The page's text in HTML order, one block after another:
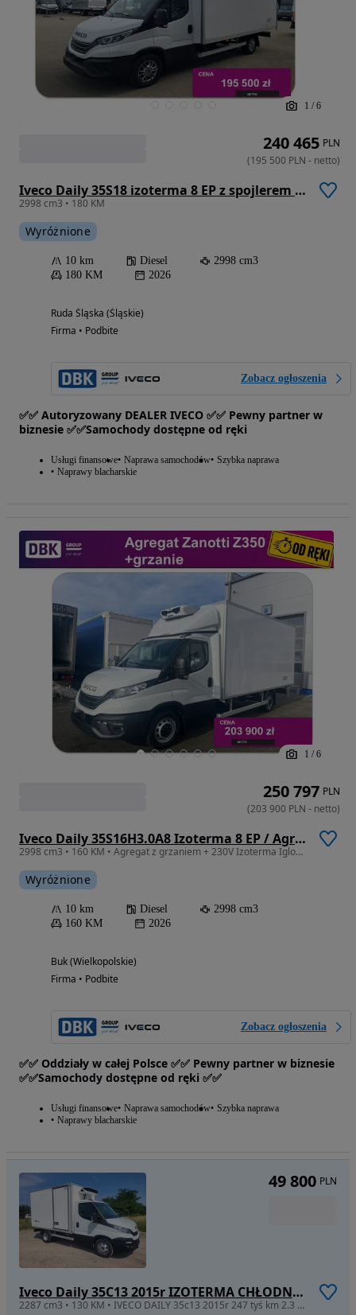
1 / 6
Iveco Daily 35S18 izoterma 8 EP z spojlerem i agregatem
2998 cm3 • 180 KM
Wyróżnione
10 km Diesel
2998 cm3
180 KM
2026
Ruda Śląska (Śląskie)
Firma • Podbite
Zobacz ogłoszenia
✅✅ Autoryzowany DEALER IVECO ✅✅ Pewny partner w
biznesie ✅✅Samochody dostępne od ręki
Usługi finansowe Naprawa samochodów Szybka naprawa
Naprawy blacharskie
240 465 PLN
(195 500 PLN - netto)
1 / 6
Iveco Daily 35S16H3.0A8 Izoterma 8 EP / Agregat z grzaniem + 230V
2998 cm3 • 160 KM • Agregat z grzaniem + 230V Izoterma Igloocar - dostępny od ręki!
Wyróżnione
10 km Diesel
2998 cm3
160 KM
2026
Buk (Wielkopolskie)
Firma • Podbite
Zobacz ogłoszenia
✅✅ Oddziały w całej Polsce ✅✅ Pewny partner w biznesie
✅✅Samochody dostępne od ręki ✅✅
Usługi finansowe Naprawa samochodów Szybka naprawa
Naprawy blacharskie
250 797 PLN
(203 900 PLN - netto)
Iveco Daily 35C13 2015r IZOTERMA CHŁODNIA 230V MROŹNIA AGREGAT Bliźniaki
2287 cm3 • 130 KM • IVECO DAILY 35c13 2015r 247 tyś km 2.3 130KM Izoterma chłodnia mroźnia
49 800 PLN